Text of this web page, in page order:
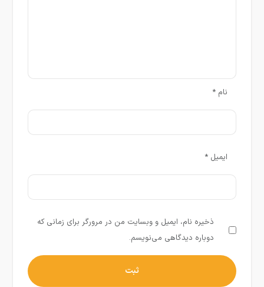
نام*
ایمیل*
ذخیره نام، ایمیل و وبسایت من در مرورگر برای زمانی که
دوباره دیدگاهی می‌نویسم.